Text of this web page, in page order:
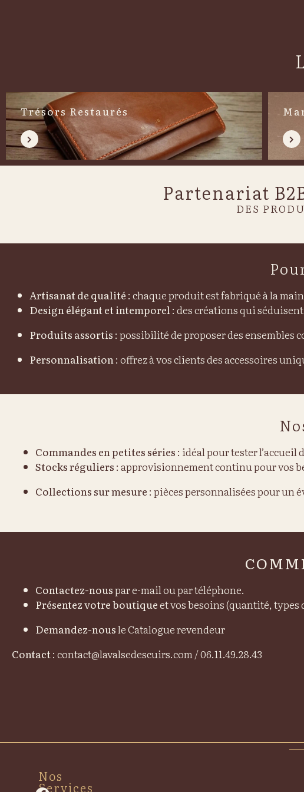
Trésors Restaurés
Partenariat
DES
Artisanat de qualité : chaque produit est fabriqué à la
Design élégant et intemporel: des créations qui
Produits assortis : possibilité de proposer des ensembles
Personnalisation: offrez à vos clients des accessoires
Commandes en petites séries : idéal pour tester l’accueil
Stocks réguliers : approvisionnement continu pour vos
Collections sur mesure : pièces personnalisées pour un
Contactez-nouspar e-mail ou par téléphone.
Présentez votre boutiqueet vos besoins (quantité,
Demandez-nousle Catalogue revendeur
Contact: contact@lavalsedescuirs.com / 06.11.49.28.43
Nos
Services